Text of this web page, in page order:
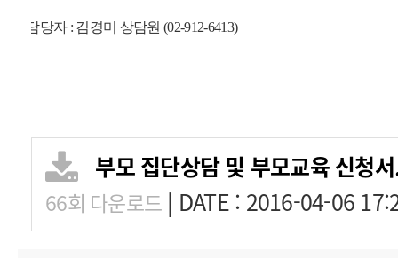
- 담당자 : 김경미 상담원 (02-912-6413)
부모 집단상담 및 부모교육 신청
66회 다운로드 | DATE : 2016-04-06